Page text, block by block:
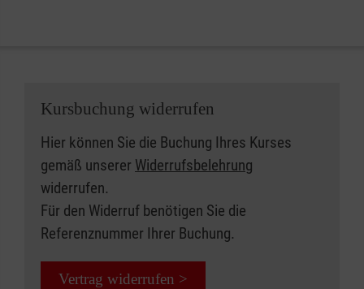
Kursbuchung widerrufen
Hier können Sie die Buchung Ihres Kurses
gemäß unserer Widerrufsbelehrung
widerrufen.
Für den Widerruf benötigen Sie die
Referenznummer Ihrer Buchung.
Vertrag widerrufen >